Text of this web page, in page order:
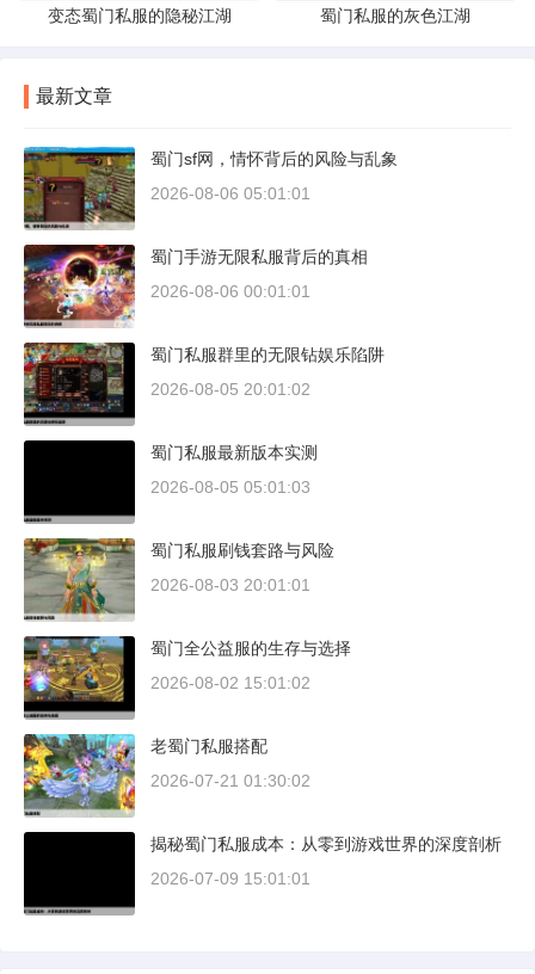
变态蜀门私服的隐秘江湖 蜀门私服的灰色江湖
最新文章
蜀门sf网，情怀背后的风险与乱象
2026-08-06 05:01:01
蜀门手游无限私服背后的真相
2026-08-06 00:01:01
蜀门私服群里的无限钻娱乐陷阱
2026-08-05 20:01:02
蜀门私服最新版本实测
2026-08-05 05:01:03
蜀门私服刷钱套路与风险
2026-08-03 20:01:01
蜀门全公益服的生存与选择
2026-08-02 15:01:02
老蜀门私服搭配
2026-07-21 01:30:02
揭秘蜀门私服成本：从零到游戏世界的深度剖析
2026-07-09 15:01:01